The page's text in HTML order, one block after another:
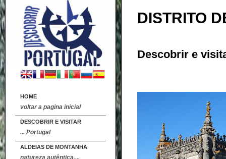
HOME
voltar a pagina inicial
DESCOBRIR E VISITAR
... Portugal
ALDEIAS DE MONTANHA
natureza autêntica....
DISTRITO
Descobrir e